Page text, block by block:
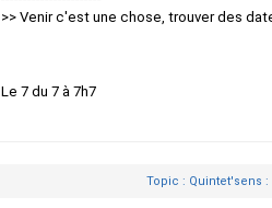
>> Venir c'est une chose, trouver des
Le 7 du 7 à 7h7
Topic : Quintet'sens